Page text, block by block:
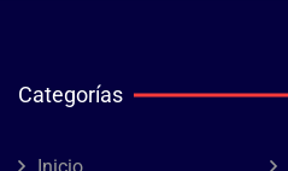
Categorías